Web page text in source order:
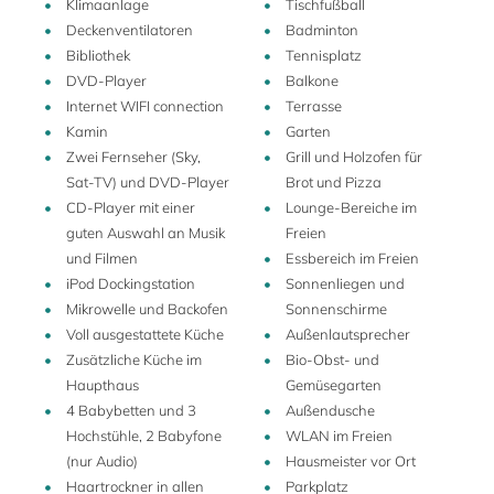
Balkon oder direkten Zugang zum Garten der Villa. Sie sind
mit Heizung, Klimaanlage und Deckenventilatoren im
Kolonialstil ausgestattet. Die privaten Badezimmer
verfügen über sizilianische Keramik, duftende Seifen und
Pflegeprodukte von Ortigia. Feine ägyptische
Baumwollbettwäsche sorgt für einen erholsamen Schlaf.
Das Alte Bootshaus bietet 2 Schlafzimmer, ein flexibel
nutzbares Wohnzimmer, 3 Badezimmer und eine sehr
große überdachte Terrasse. Es eignet sich für 4–6
zusätzliche Gäste und mehrere Kinder.
In der Hochsaison ist das Alte Bootshaus im Mietpreis
inbegriffen und unabhängig von der Gästeanzahl
obligatorisch. In der Zwischen- und Nebensaison gelten
ermäßigte Preise für kleinere Gruppen, und das Alte
Bootshaus kann optional hinzugebucht werden.
In den beiden Küchen von Aranceto werden Sie mit
üppigen Willkommenskörben voller frischer, regionaler
Klimaanlage
Deckenventilatoren
Bibliothek
DVD-Player
Internet WIFI connection
Kamin
Zwei Fernseher (Sky,
Sat-TV) und DVD-Player
CD-Player mit einer
guten Auswahl an Musik
und Filmen
iPod Dockingstation
Mikrowelle und Backofen
Voll ausgestattete Küche
Zusätzliche Küche im
Haupthaus
4 Babybetten und 3
Hochstühle, 2 Babyfone
(nur Audio)
Haartrockner in allen
Tischfußball
Badminton
Tennisplatz
Balkone
Terrasse
Garten
Grill und Holzofen für
Brot und Pizza
Lounge-Bereiche im
Freien
Essbereich im Freien
Sonnenliegen und
Sonnenschirme
Außenlautsprecher
Bio-Obst- und
Gemüsegarten
Außendusche
WLAN im Freien
Hausmeister vor Ort
Parkplatz